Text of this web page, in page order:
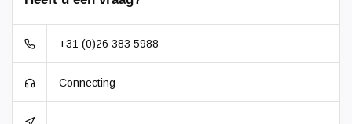
+31 (0)26 383 5988
Connecting